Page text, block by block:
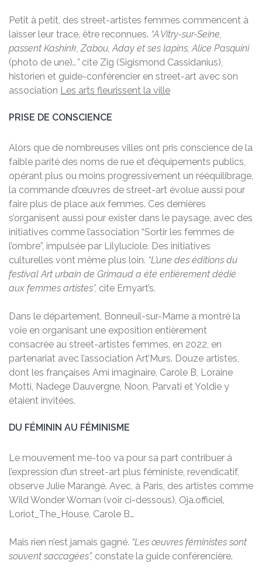
Petit à petit, des street-artistes femmes commencent à
laisser leur trace, être reconnues. “A Vitry-sur-Seine,
passent Kashink, Zabou, Aday et ses lapins, Alice Pasquini
(photo de une)…” cite Zig (Sigismond Cassidanius),
historien et guide-conférencier en street-art avec son
association Les arts fleurissent la ville
PRISE DE CONSCIENCE
Alors que de nombreuses villes ont pris conscience de la
faible parité des noms de rue et d’équipements publics,
opérant plus ou moins progressivement un rééquilibrage,
la commande d’œuvres de street-art évolue aussi pour
faire plus de place aux femmes. Ces dernières
s’organisent aussi pour exister dans le paysage, avec des
initiatives comme l’association “Sortir les femmes de
l’ombre”, impulsée par Lilyluciole. Des initiatives
culturelles vont même plus loin. “L’une des éditions du
festival Art urbain de Grimaud a été entièrement dédié
aux femmes artistes”, cite Emyart’s.
Dans le département, Bonneuil-sur-Marne a montré la
voie en organisant une exposition entièrement
consacrée au street-artistes femmes, en 2022, en
partenariat avec l’association Art’Murs. Douze artistes,
dont les françaises Ami imaginaire, Carole B, Loraine
Motti, Nadege Dauvergne, Noon, Parvati et Yoldie y
étaient invitées.
DU FÉMININ AU FÉMINISME
Le mouvement me-too va pour sa part contribuer à
l’expression d’un street-art plus féministe, revendicatif,
observe Julie Marangé. Avec, à Paris, des artistes comme
Wild Wonder Woman (voir ci-dessous), Oja.officiel,
Loriot_The_House, Carole B…
Mais rien n’est jamais gagné. “Les œuvres féministes sont
souvent saccagées”, constate la guide conférencière.